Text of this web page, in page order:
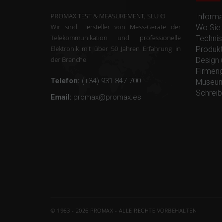
PROMAX TEST & MEASUREMENT, SLU ©
Wir sind Hersteller von Mess-Geräte der
Telekommunikation und professionelle
Elektronik mit über 50 Jahren Erfahrung in
der Branche.
Telefon: (+34) 931 847 700
Email: promax@promax.es
Wo
Design
© 1963 - 2026 PROMAX - ALLE RECHTE VORBEHALTEN